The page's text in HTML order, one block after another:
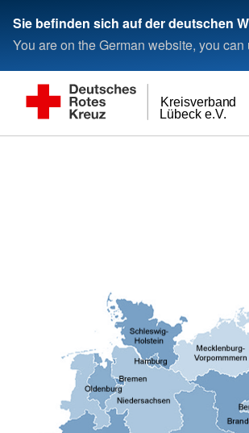
Sie befinden sich auf der deutschen
You are on the German website, you
Lübeck e.V.
Kreisverband